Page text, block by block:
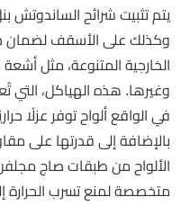
يتم تثبيت شرائح
وكذلك على الأسقف لضمان
الخارجية المتنوعة، مثل
وغيرها. هذه الهياكل، التي
في الواقع ألواح توفر عزلًا
بالإضافة إلى قدرتها على
الألواح من طبقات صاج
متخصصة لمنع تسرب الحرارة